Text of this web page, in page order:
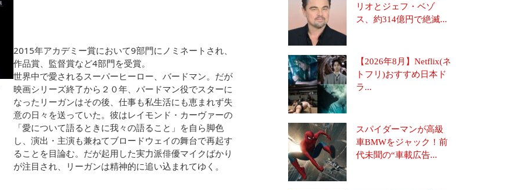
2015年アカデミー賞において9部門にノミネートされ、
作品賞、監督賞など4部門を受賞。
世界中で愛されるスーパーヒーロー、バードマン。だが
映画シリーズ終了から２０年、バードマン役でスターに
なったリーガンはその後、仕事も私生活にも恵まれず失
意の日々を送っていた。彼はレイモンド・カーヴァーの
「愛について語るときに我々の語ること」を自ら脚色
し、演出・主演も兼ねてブロードウェイの舞台で再起す
ることを目論む。だが起用した実力派俳優マイクばかり
が注目され、リーガンは精神的に追い込まれてゆく。
リオとジェフ・ベゾ
ス、約314億円で絶滅...
【2026年8月】Netflix(ネ
トフリ)おすすめ日本ド
ラ...
スパイダーマンが高級
車BMWをジャック！前
代未聞の“車載広告...